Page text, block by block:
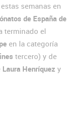
semanas en
de España de
terminado el
en la categoría
tercero) y de
Laura Henríquez y